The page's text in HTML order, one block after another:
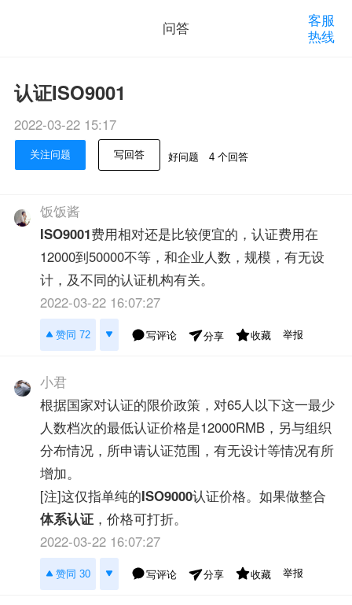
问答
客服
热线
认证ISO9001
2022-03-22 15:17
关注问题 写回答 好问题 4 个回答
饭饭酱
ISO9001费用相对还是比较便宜的，认证费用在
12000到50000不等，和企业人数，规模，有无设
计，及不同的认证机构有关。
2022-03-22 16:07:27
赞同 72 写评论 分享 收藏 举报
小君
根据国家对认证的限价政策，对65人以下这一最少
人数档次的最低认证价格是12000RMB，另与组织
分布情况，所申请认证范围，有无设计等情况有所
增加。
[注]这仅指单纯的ISO9000认证价格。如果做整合
体系认证 ，价格可打折。
2022-03-22 16:07:27
赞同 30 写评论 分享 收藏 举报